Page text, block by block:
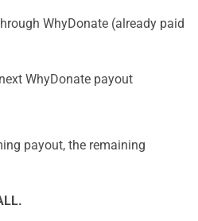
WhyDonate (already paid
WhyDonate payout
payout, the remaining